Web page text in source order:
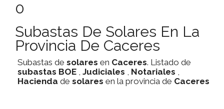
0
Subastas De Solares En La
Provincia De Caceres
Subastas de solares en Caceres. Listado de
subastas BOE , Judiciales , Notariales ,
Hacienda de solares en la provincia de Caceres